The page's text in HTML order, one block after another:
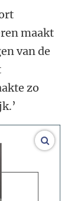
maakt
van de
zo